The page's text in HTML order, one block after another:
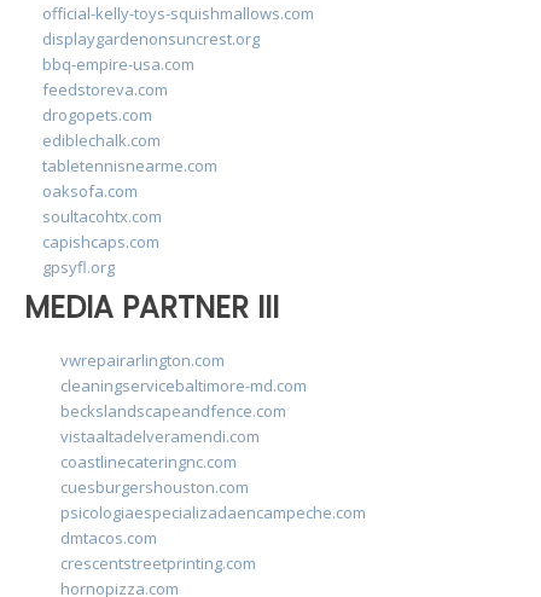
official-kelly-toys-squishmallows.com
displaygardenonsuncrest.org
bbq-empire-usa.com
feedstoreva.com
drogopets.com
ediblechalk.com
tabletennisnearme.com
oaksofa.com
soultacohtx.com
capishcaps.com
gpsyfl.org
MEDIA PARTNER III
vwrepairarlington.com
cleaningservicebaltimore-md.com
beckslandscapeandfence.com
vistaaltadelveramendi.com
coastlinecateringnc.com
cuesburgershouston.com
psicologiaespecializadaencampeche.com
dmtacos.com
crescentstreetprinting.com
hornopizza.com